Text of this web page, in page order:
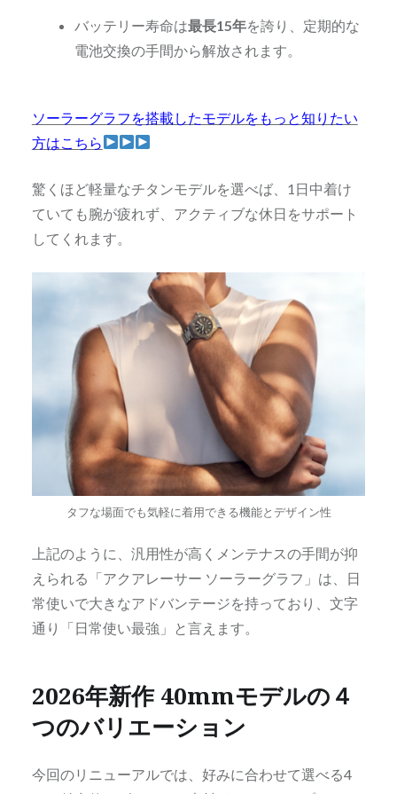
バッテリー寿命は最長15年を誇り、定期的な
電池交換の手間から解放されます。
ソーラーグラフを搭載したモデルをもっと知りたい
方はこちら
驚くほど軽量なチタンモデルを選べば、1日中着け
ていても腕が疲れず、アクティブな休日をサポート
してくれます。
タフな場面でも気軽に着用できる機能とデザイン性
上記のように、汎用性が高くメンテナスの手間が抑
えられる「アクアレーサー ソーラーグラフ」は、日
常使いで大きなアドバンテージを持っており、文字
通り「日常使い最強」と言えます。
2026年新作 40mmモデルの４
つのバリエーション
今回のリニューアルでは、好みに合わせて選べる4